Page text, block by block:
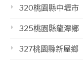
320桃園縣中壢市
325桃園縣龍潭鄉
327桃園縣新屋鄉